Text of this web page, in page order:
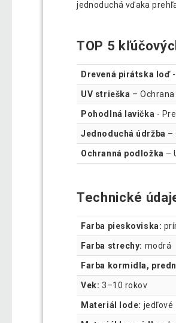
jednoduchá vďaka
TOP 5
Drevená pirátska loď-
UV strieška –
Pohodlná lavička -
Jednoduchá údržba –
Ochranná podložka –
Technické
Farba pieskoviska:
Farba strechy: modrá
Farba kormidla,
Vek: 3–10 rokov
Materiál lode: jedľové